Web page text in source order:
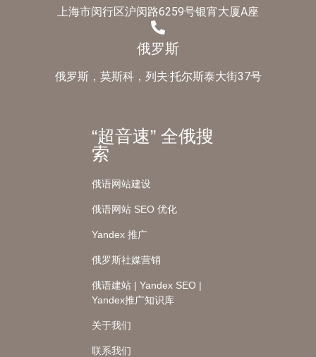
上海市闵行区沪闵路6259号银宵大厦A座
俄罗斯
俄罗斯，莫斯科，列夫·托尔斯泰大街37号
“超音速” 全俄搜
索
俄语网站建设
俄语网站 SEO 优化
Yandex 推广
俄罗斯社媒营销
俄语建站 | Yandex SEO |
Yandex推广知识库
关于我们
联系我们